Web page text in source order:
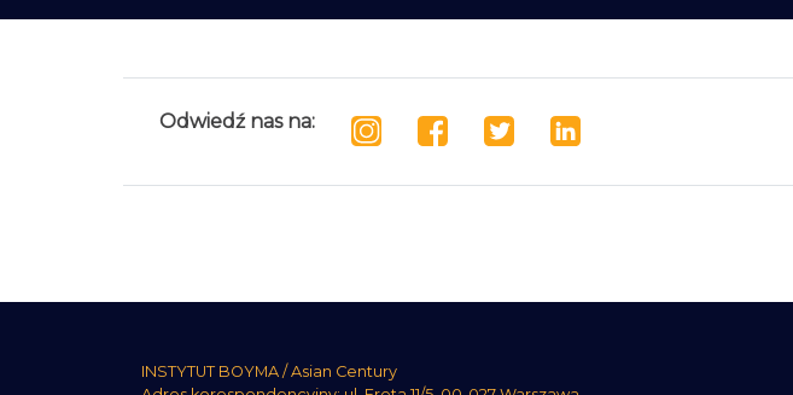
Odwiedź nas na:
INSTYTUT BOYMA / Asian Century